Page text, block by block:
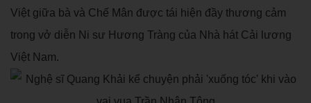
Việt giữa bà và Chế Mân được tái hiện đầy thương cảm
trong vở diễn Ni sư Hương Tràng của Nhà hát Cải lương
Việt Nam.